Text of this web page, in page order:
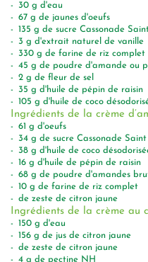
30 g d'eau
67 g de jaunes d'oeufs
135 g de sucre Cassonade
3 g d'extrait naturel de vanille
330 g de farine de riz complet
45 g de poudre d'amande ou
2 g de fleur de sel
35 g d'huile de pépin de raisin
105 g d'huile de coco
Ingrédients de la crème
61 g d'oeufs
34 g de sucre Cassonade Saint
38 g d'huile de coco
16 g d'huile de pépin de raisin
68 g de poudre d'amandes
10 g de farine de riz complet
de zeste de citron jaune
Ingrédients de la crème au
150 g d'eau
156 g de jus de citron jaune
de zeste de citron jaune
4 g de pectine NH